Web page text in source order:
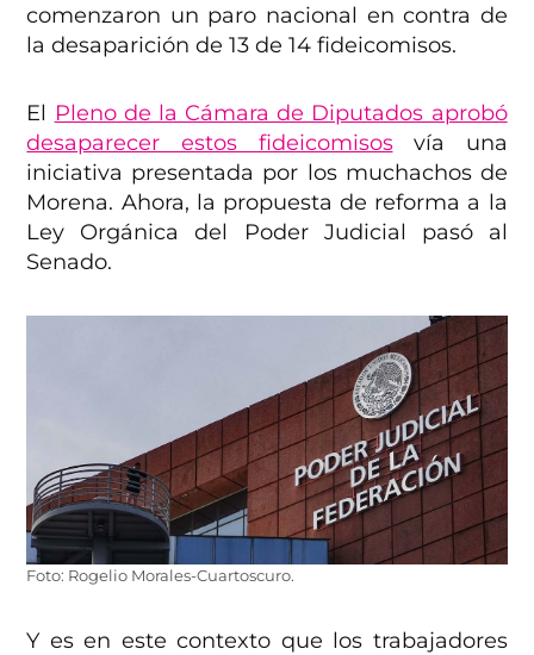
comenzaron un paro nacional en contra de
la desaparición de 13 de 14 fideicomisos.
El Pleno de la Cámara de Diputados aprobó
desaparecer estos fideicomisosvía una
iniciativa presentada por los muchachos de
Morena. Ahora, la propuesta de reforma a la
Ley Orgánica del Poder Judicial pasó al
Senado.
Foto: Rogelio Morales-Cuartoscuro.
Y es en este contexto que los trabajadores